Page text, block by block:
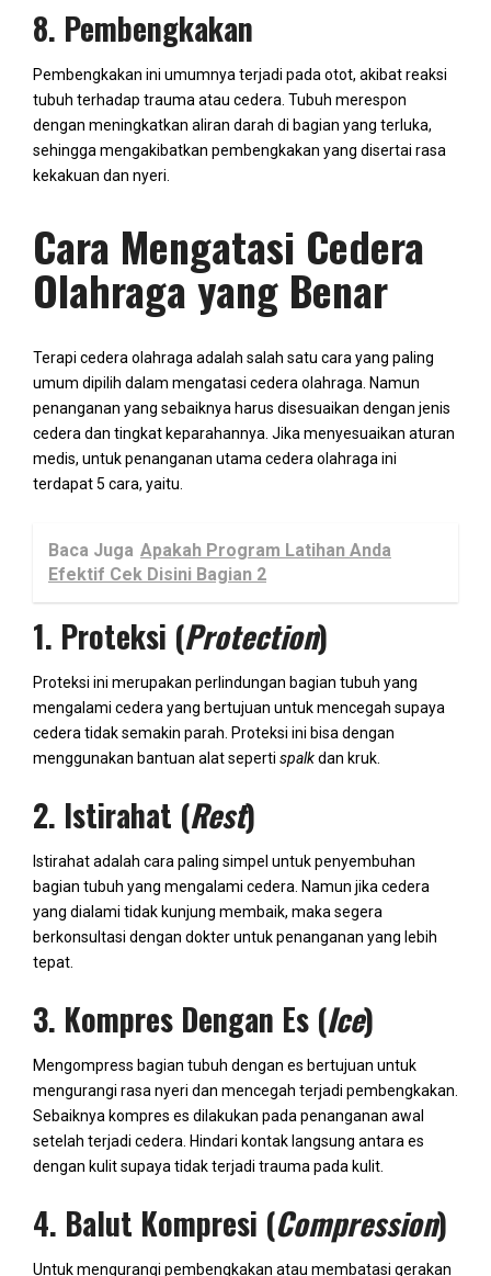
8. Pembengkakan
Pembengkakan ini umumnya terjadi pada otot, akibat reaksi
tubuh terhadap trauma atau cedera. Tubuh merespon
dengan meningkatkan aliran darah di bagian yang terluka,
sehingga mengakibatkan pembengkakan yang disertai rasa
kekakuan dan nyeri.
Cara Mengatasi Cedera
Olahraga yang Benar
Terapi cedera olahraga adalah salah satu cara yang paling
umum dipilih dalam mengatasi cedera olahraga. Namun
penanganan yang sebaiknya harus disesuaikan dengan jenis
cedera dan tingkat keparahannya. Jika menyesuaikan aturan
medis, untuk penanganan utama cedera olahraga ini
terdapat 5 cara, yaitu.
Baca Juga Apakah Program Latihan Anda
Efektif Cek Disini Bagian 2
1. Proteksi (Protection)
Proteksi ini merupakan perlindungan bagian tubuh yang
mengalami cedera yang bertujuan untuk mencegah supaya
cedera tidak semakin parah. Proteksi ini bisa dengan
menggunakan bantuan alat seperti spalkdan kruk.
2. Istirahat (Rest)
Istirahat adalah cara paling simpel untuk penyembuhan
bagian tubuh yang mengalami cedera. Namun jika cedera
yang dialami tidak kunjung membaik, maka segera
berkonsultasi dengan dokter untuk penanganan yang lebih
tepat.
3. Kompres Dengan Es (Ice)
Mengompress bagian tubuh dengan es bertujuan untuk
mengurangi rasa nyeri dan mencegah terjadi pembengkakan.
Sebaiknya kompres es dilakukan pada penanganan awal
setelah terjadi cedera. Hindari kontak langsung antara es
dengan kulit supaya tidak terjadi trauma pada kulit.
4. Balut Kompresi (Compression)
Untuk mengurangi pembengkakan atau membatasi gerakan